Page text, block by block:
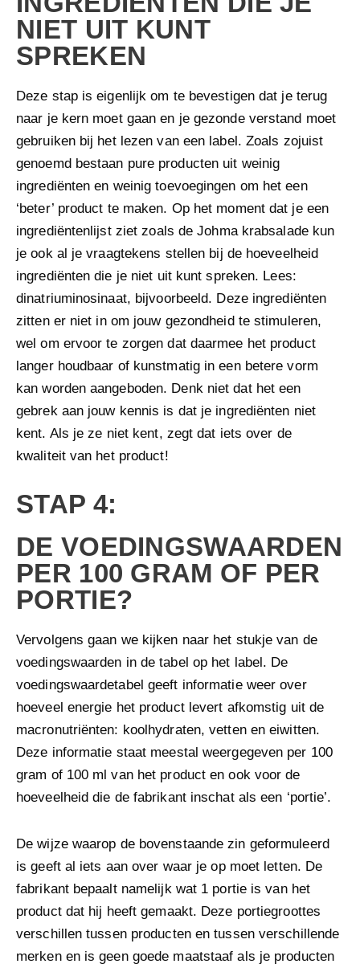
NIET UIT KUNT
SPREKEN
Deze stap is eigenlijk om te bevestigen dat je terug
naar je kern moet gaan en je gezonde verstand moet
gebruiken bij het lezen van een label. Zoals zojuist
genoemd bestaan pure producten uit weinig
ingrediënten en weinig toevoegingen om het een
‘beter’ product te maken. Op het moment dat je een
ingrediëntenlijst ziet zoals de Johma krabsalade kun
je ook al je vraagtekens stellen bij de hoeveelheid
ingrediënten die je niet uit kunt spreken. Lees:
dinatriuminosinaat, bijvoorbeeld. Deze ingrediënten
zitten er niet in om jouw gezondheid te stimuleren,
wel om ervoor te zorgen dat daarmee het product
langer houdbaar of kunstmatig in een betere vorm
kan worden aangeboden. Denk niet dat het een
gebrek aan jouw kennis is dat je ingrediënten niet
kent. Als je ze niet kent, zegt dat iets over de
kwaliteit van het product!
STAP 4:
DE VOEDINGSWAARDEN
PER 100 GRAM OF PER
PORTIE?
Vervolgens gaan we kijken naar het stukje van de
voedingswaarden in de tabel op het label. De
voedingswaardetabel geeft informatie weer over
hoeveel energie het product levert afkomstig uit de
macronutriënten: koolhydraten, vetten en eiwitten.
Deze informatie staat meestal weergegeven per 100
gram of 100 ml van het product en ook voor de
hoeveelheid die de fabrikant inschat als een ‘portie’.
De wijze waarop de bovenstaande zin geformuleerd
is geeft al iets aan over waar je op moet letten. De
fabrikant bepaalt namelijk wat 1 portie is van het
product dat hij heeft gemaakt. Deze portiegroottes
verschillen tussen producten en tussen verschillende
merken en is geen goede maatstaaf als je producten